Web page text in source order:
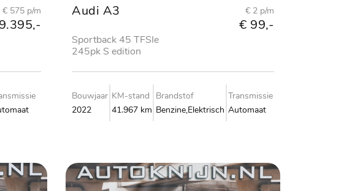
€ 575 p/m Audi A3
Sportback 45 TFSIe
245pk S edition
€ 2 p/m
€ 99,-
Bouwjaar
2022
KM-stand
41.967 km
Brandstof
Benzine,Elektrisch
Transmissie
Automaat